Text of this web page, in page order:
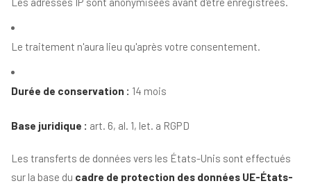
Le traitement n'aura lieu qu'après votre consentement.
Durée de conservation : 14 mois
Base juridique : art. 6, al. 1, let. a RGPD
Les transferts de données vers les États-Unis sont effectués
sur la base du cadre de protection des données UE-États-